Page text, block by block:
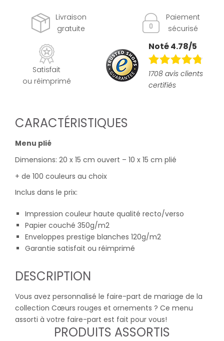
Livraison
gratuite
Paiement
sécurisé
Satisfait
ou réimprimé
Noté 4.78/5
1708 avis clients
certifiés
CARACTÉRISTIQUES
Menu plié
Dimensions: 20 x 15 cm ouvert – 10 x 15 cm plié
+ de 100 couleurs au choix
Inclus dans le prix:
Impression couleur haute qualité recto/verso
Papier couché 350g/m2
Enveloppes prestige blanches 120g/m2
Garantie satisfait ou réimprimé
DESCRIPTION
Vous avez personnalisé le faire-part de mariage de la
collection Cœurs rouges et ornements ? Ce menu
assorti à votre faire-part est fait pour vous!
PRODUITS ASSORTIS